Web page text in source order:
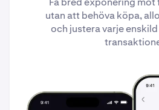
utan att behöva köpa,
och justera varje